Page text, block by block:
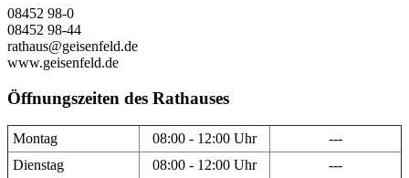
08452 98-0
08452 98-44
rathaus@geisenfeld.de
www.geisenfeld.de
Öffnungszeiten des Rathauses
Montag 08:00 - 12:00 Uhr
---
Dienstag
08:00 - 12:00 Uhr ---